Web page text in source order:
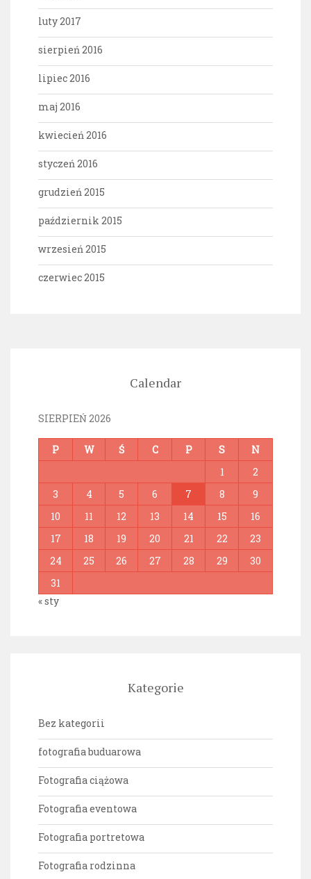
luty 2017
sierpień 2016
lipiec 2016
maj 2016
kwiecień 2016
styczeń 2016
grudzień 2015
październik 2015
wrzesień 2015
czerwiec 2015
Calendar
SIERPIEŃ 2026
P W Ś C P S
N
1
2
3
4 5 6 7 8
9
10
11 12 13 14 15
16
17
18 19 20 21 22
23
24
25 26 27 28 29
30
31
« sty
Kategorie
Bez kategorii
fotografia buduarowa
Fotografia ciążowa
Fotografia eventowa
Fotografia portretowa
Fotografia rodzinna